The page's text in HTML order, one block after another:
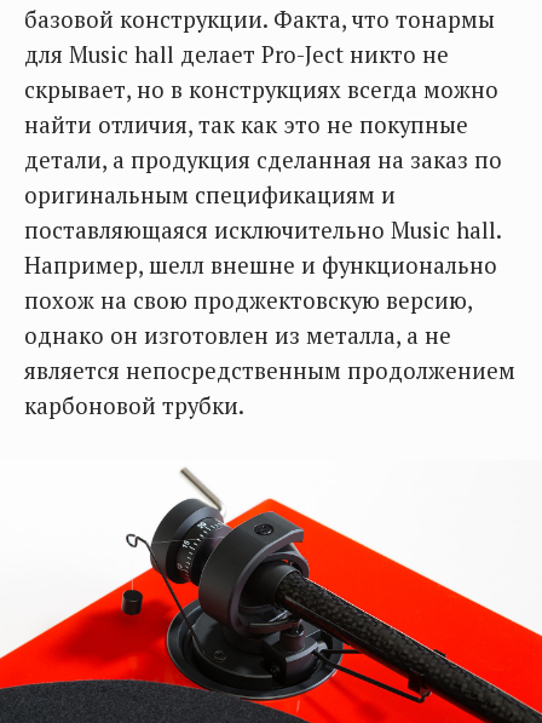
базовой конструкции. Факта, что тонармы
для Music hall делает Pro-Ject никто не
скрывает, но в конструкциях всегда можно
найти отличия, так как это не покупные
детали, а продукция сделанная на заказ по
оригинальным спецификациям и
поставляющаяся исключительно Music hall.
Например, шелл внешне и функционально
похож на свою проджектовскую версию,
однако он изготовлен из металла, а не
является непосредственным продолжением
карбоновой трубки.